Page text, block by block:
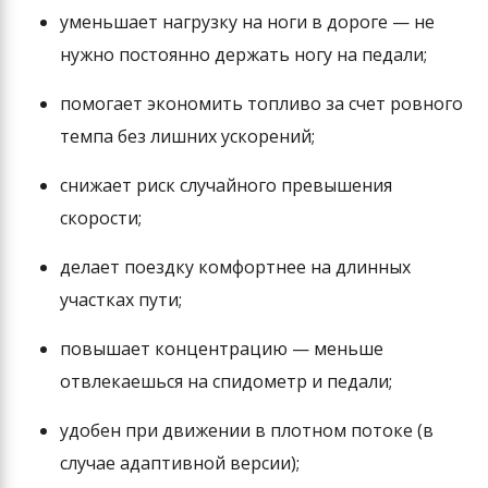
уменьшает нагрузку на ноги в дороге — не
нужно постоянно держать ногу на педали;
помогает экономить топливо за счет ровного
темпа без лишних ускорений;
снижает риск случайного превышения
скорости;
делает поездку комфортнее на длинных
участках пути;
повышает концентрацию — меньше
отвлекаешься на спидометр и педали;
удобен при движении в плотном потоке (в
случае адаптивной версии);